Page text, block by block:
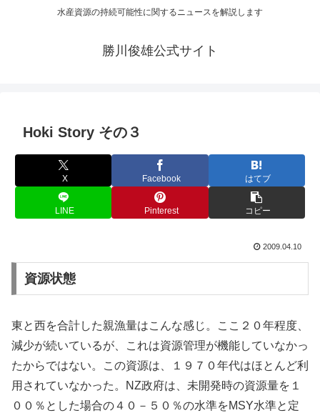
水産資源の持続可能性に関するニュースを解説します
勝川俊雄公式サイト
Hoki Story その３
X Facebook はてブ
LINE Pinterest コピー
2009.04.10
資源状態
東と西を合計した親漁量はこんな感じ。ここ２０年程度、
減少が続いているが、これは資源管理が機能していなかっ
たからではない。この資源は、１９７０年代はほとんど利
用されていなかった。NZ政府は、未開発時の資源量を１
００％とした場合の４０－５０％の水準をMSY水準と定